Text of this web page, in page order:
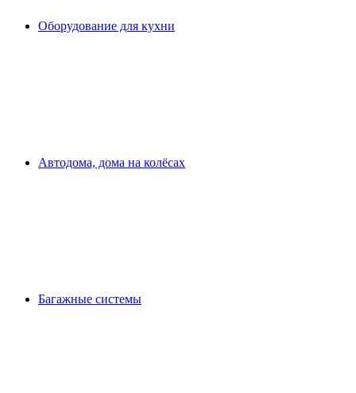
Оборудование для кухни
Автодома, дома на колёсах
Багажные системы